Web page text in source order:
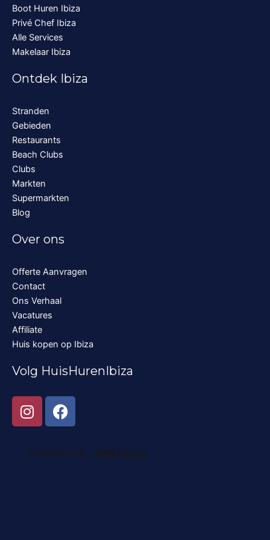
Boot Huren Ibiza
Privé Chef Ibiza
Alle Services
Makelaar Ibiza
Ontdek Ibiza
Stranden
Gebieden
Restaurants
Beach Clubs
Clubs
Markten
Supermarkten
Blog
Over ons
Offerte Aanvragen
Contact
Ons Verhaal
Vacatures
Affiliate
Huis kopen op Ibiza
Volg HuisHurenIbiza
I
n
t
F
a
e